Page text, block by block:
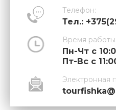
Телефон:
Тел.:
Время работы:
Пн-Чт с
Пт-Вс с
Электронная